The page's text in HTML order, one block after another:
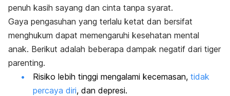
penuh kasih sayang dan cinta tanpa syarat.
Gaya pengasuhan yang terlalu ketat dan bersifat
menghukum dapat memengaruhi kesehatan mental
anak. Berikut adalah beberapa dampak negatif dari tiger
parenting.
Risiko lebih tinggi mengalami kecemasan, tidak
percaya diri, dan depresi.